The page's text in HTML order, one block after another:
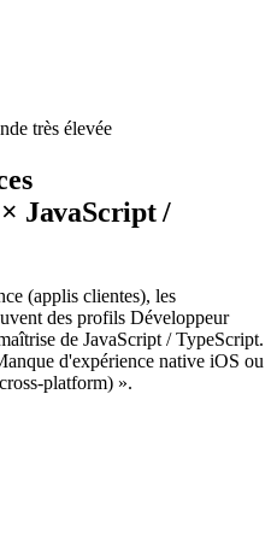
très élevée
× JavaScript /
(applis clientes), les
des profils Développeur
de JavaScript / TypeScript.
d'expérience native iOS ou
platform) ».